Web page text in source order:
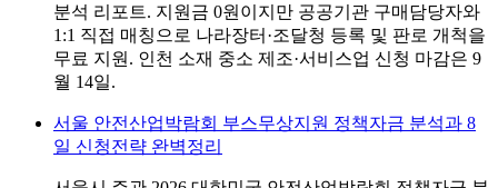
분석 리포트. 지원금 0원이지만 공공기관 구매담당자와
1:1 직접 매칭으로 나라장터·조달청 등록 및 판로 개척을
무료 지원. 인천 소재 중소 제조·서비스업 신청 마감은 9
월 14일.
서울 안전산업박람회 부스무상지원 정책자금 분석과 8
일 신청전략 완벽정리